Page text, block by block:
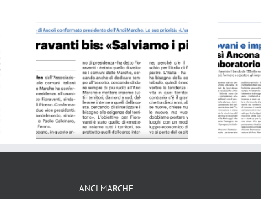
Il Resto del Carlino – 25.05.24
ANCI MARCHE